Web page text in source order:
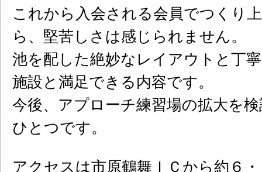
これから入会される会員でつくり
ら、堅苦しさは感じられません。
池を配した絶妙なレイアウトと丁
施設と満足できる内容です。
今後、アプローチ練習場の拡大を
ひとつです。
アクセスは市原鶴舞ＩＣから約６